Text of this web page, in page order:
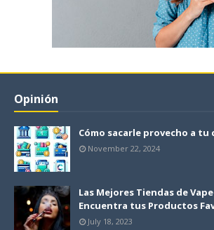
Opinión
Cómo sacarle provecho a tu
November 22, 2024
Las Mejores Tiendas de
Encuentra tus Productos
July 18, 2023